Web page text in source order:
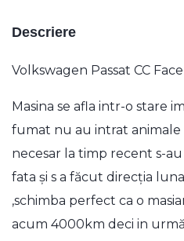
Descriere
Volkswagen Passat CC
Masina se afla intr-o stare
fumat nu au intrat animale
necesar la timp recent s-
fata și s a făcut direcția
,schimba perfect ca o
acum 4000km deci in